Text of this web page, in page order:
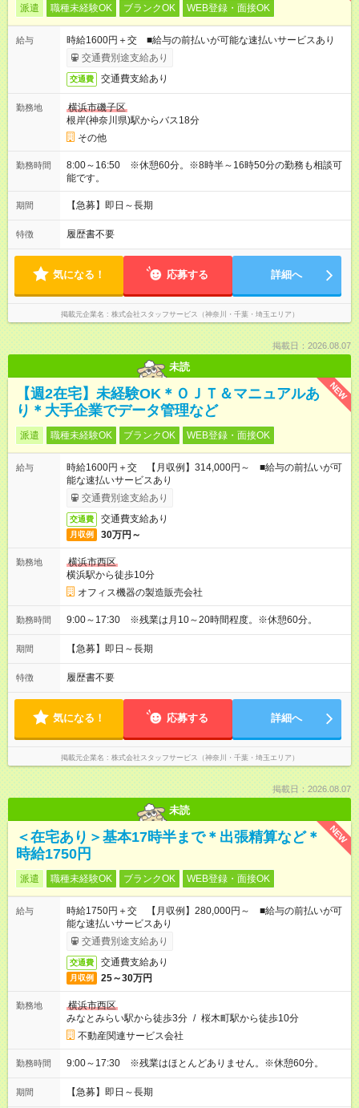
派遣 職種未経験OK ブランクOK WEB登録・面接OK
給与
時給1600円＋交 ■給与の前払いが可能な速払いサービスあり
交通費別途支給あり
交通費 交通費支給あり
勤務地
横浜市磯子区
根岸(神奈川県)駅からバス18分
その他
勤務時間
8:00～16:50 ※休憩60分。※8時半～16時50分の勤務も相談可
能です。
期間 【急募】即日～長期
特徴 履歴書不要
気になる！ 応募する 詳細へ
掲載元企業名 株式会社スタッフサービス（神奈川・千葉・埼玉エリア）
掲載日：2026.08.07
未読
NEW
【週2在宅】未経験OK＊ＯＪＴ＆マニュアルあ
り＊大手企業でデータ管理など
派遣 職種未経験OK ブランクOK WEB登録・面接OK
給与
時給1600円＋交 【月収例】314,000円～ ■給与の前払いが可
能な速払いサービスあり
交通費別途支給あり
交通費 交通費支給あり
月収例 30万円～
勤務地
横浜市西区
横浜駅から徒歩10分
オフィス機器の製造販売会社
勤務時間 9:00～17:30 ※残業は月10～20時間程度。※休憩60分。
期間 【急募】即日～長期
特徴 履歴書不要
気になる！ 応募する 詳細へ
掲載元企業名 株式会社スタッフサービス（神奈川・千葉・埼玉エリア）
掲載日：2026.08.07
未読
NEW
＜在宅あり＞基本17時半まで＊出張精算など＊
時給1750円
派遣 職種未経験OK ブランクOK WEB登録・面接OK
給与
時給1750円＋交 【月収例】280,000円～ ■給与の前払いが可
能な速払いサービスあり
交通費別途支給あり
交通費 交通費支給あり
月収例 25～30万円
勤務地
横浜市西区
みなとみらい駅から徒歩3分 / 桜木町駅から徒歩10分
不動産関連サービス会社
勤務時間 9:00～17:30 ※残業はほとんどありません。※休憩60分。
期間 【急募】即日～長期